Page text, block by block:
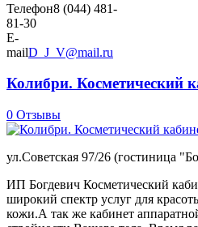
Телефон8 (044) 481-
81-30
E-
mailD_J_V@mail.ru
Колибри. Косметический
0 Отзывы
ул.Советская 97/26 (гостиница
ИП Богдевич Косметический
широкий спектр услуг для
кожи.А так же кабинет